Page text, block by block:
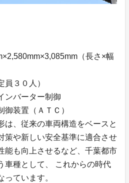
（長さ×幅
員３０人）
ンバーター制御
御装置（ＡＴＣ）
は、従来の車両構造をベースと
策や新しい安全基準に適合させ
能も向上させるなど、千葉都市
車種として、 これからの時代
ています。